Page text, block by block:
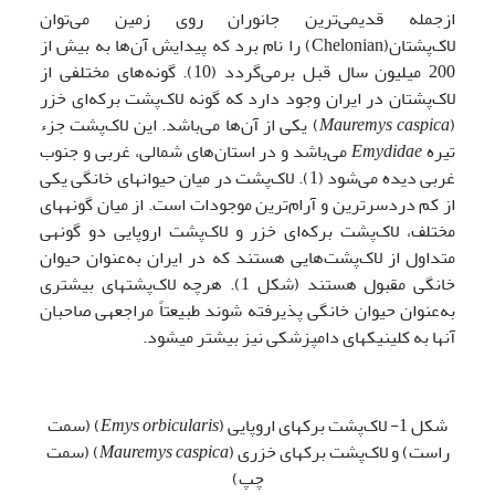
ازجمله قدیمی‌ترین جانوران روی زمین می‌توان
لاک‌پشتان(Chelonian) را نام برد که پیدایش آن‌ها به بیش از
200 میلیون سال قبل برمی‌گردد (10). گونه‌های مختلفی از
لاک‌پشتان در ایران وجود دارد که گونه لاک‌پشت برکه‌ای خزر
(
Mauremys caspica) یکی از آن‌ها می‌باشد. این لاک‌پشت جزء
تیرهEmydidaeمی‌باشد و در استان‌های شمالی، غربی و جنوب
غربی دیده می‌شود (1). لاک‌پشت در میان حیوان­های خانگی یکی
از کم دردسرترین و آرام‌ترین موجودات است. از میان گونه­های
مختلف، لاک‌پشت برکه‌ای خزر و لاک‌پشت اروپایی دو گونه­ی
متداول از لاک‌پشت‌هایی هستند که در ایران به‌عنوان حیوان
خانگی مقبول هستند (شکل 1). هرچه لاک‌پشت­های بیشتری
به‌عنوان حیوان خانگی پذیرفته شوند طبیعتاً مراجعه­ی صاحبان
آن­ها به کلینیک­های دامپزشکی نیز بیشتر می­شود.
شکل 1- لاک‌پشت برکه­ای اروپایی ( Emys orbicularis) (سمت
راست) و لاک‌پشت برکه­ای خزری (Mauremys caspica) (سمت
چپ)